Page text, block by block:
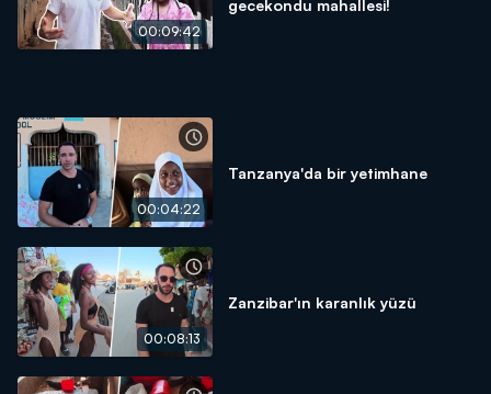
00:09:42
gecekondu mahallesi!
00:04:22
Tanzanya'da bir yetimhane
00:08:13
Zanzibar'ın karanlık yüzü